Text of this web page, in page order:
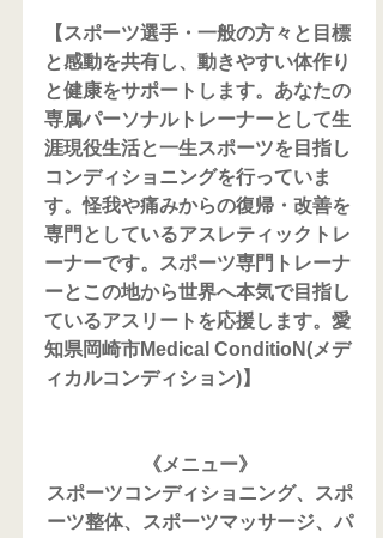
【スポーツ選手・一般の方々と目標
と感動を共有し、動きやすい体作り
と健康をサポートします。あなたの
専属パーソナルトレーナーとして生
涯現役生活と一生スポーツを目指し
コンディショニングを行っていま
す。怪我や痛みからの復帰・改善を
専門としているアスレティックトレ
ーナーです。スポーツ専門トレーナ
ーとこの地から世界へ本気で目指し
ているアスリートを応援します。愛
知県岡崎市Medical ConditioN(メデ
ィカルコンディション)】
《メニュー》
スポーツコンディショニング、スポ
ーツ整体、スポーツマッサージ、パ